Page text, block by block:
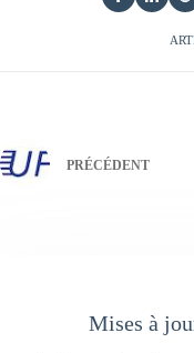
PRÉCÉDENT
Mises à